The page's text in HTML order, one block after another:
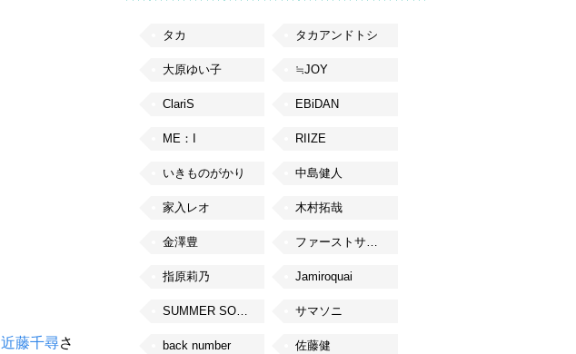
近藤千尋さ
タカ タカアンドトシ
大原ゆい子 ≒JOY
ClariS EBiDAN
ME：I RIIZE
いきものがかり 中島健人
家入レオ 木村拓哉
金澤豊 ファーストサマーウイカ
指原莉乃 Jamiroquai
SUMMER SONIC サマソニ
back number 佐藤健